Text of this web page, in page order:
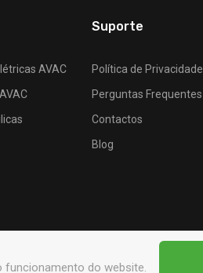
funcionamento do website.
AVAC
Suporte
Política de Privacidade
Perguntas Frequentes
Contactos
Blog